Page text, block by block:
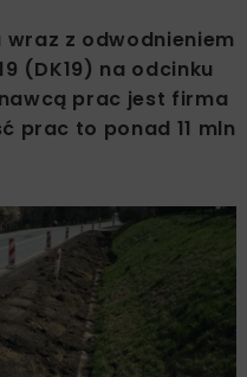
wraz z odwodnieniem
(DK19) na odcinku
prac jest firma
prac to ponad 11 mln